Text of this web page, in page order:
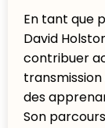
En tant que
David
contribuer
des
Son